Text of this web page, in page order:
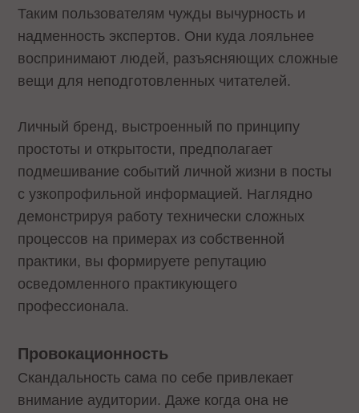
Таким пользователям чужды вычурность и
надменность экспертов. Они куда лояльнее
воспринимают людей, разъясняющих сложные
вещи для неподготовленных читателей.
Личный бренд, выстроенный по принципу
простоты и открытости, предполагает
подмешивание событий личной жизни в посты
с узкопрофильной информацией. Наглядно
демонстрируя работу технически сложных
процессов на примерах из собственной
практики, вы формируете репутацию
осведомленного практикующего
профессионала.
Провокационность
Скандальность сама по себе привлекает
внимание аудитории. Даже когда она не